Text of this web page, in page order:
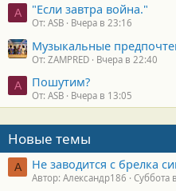
A "Если завтра война."
От: ASB Вчера в 23:16
Музыкальные
От: ZAMPRED Вчера в 22:40
A Пошутим?
От: ASB Вчера в 13:05
Новые темы
А Не заводится с брелка
Автор: Александр186 Суббота